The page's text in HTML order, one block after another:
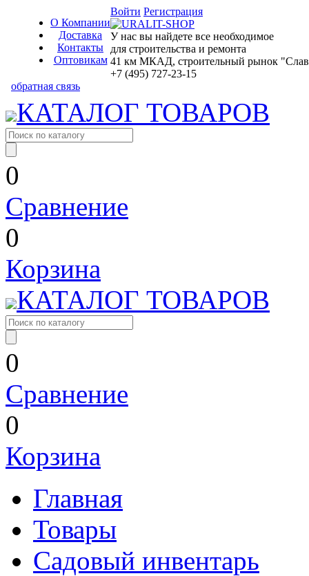
О Компании
Доставка
Контакты
Оптовикам
Войти Регистрация
У нас вы найдете все необходимое
для строительства и ремонта
41 км МКАД, строительный рынок
+7 (495) 727-23-15
обратная связь
КАТАЛОГ ТОВАРОВ
0
Сравнение
0
Корзина
КАТАЛОГ ТОВАРОВ
0
Сравнение
0
Корзина
Главная
Товары
Садовый инвентарь